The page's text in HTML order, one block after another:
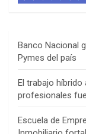
Banco Nacional
Pymes del país
El trabajo
profesionales
Escuela de